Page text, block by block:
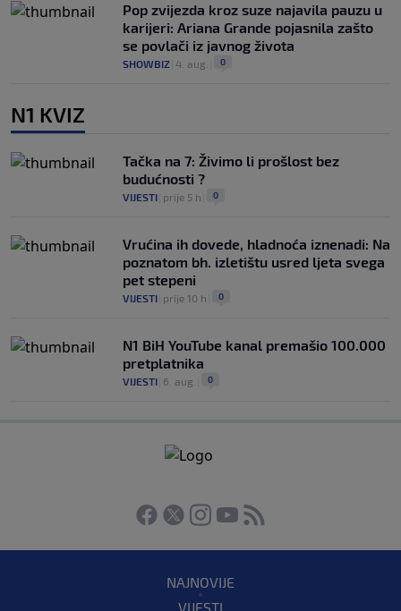
Pop zvijezda kroz suze najavila pauzu u
karijeri: Ariana Grande pojasnila zašto
se povlači iz javnog života
SHOWBIZ 4. aug. 0
N1 KVIZ
Tačka na 7: Živimo li prošlost bez
budućnosti ?
VIJESTI prije 5 h 0
Vrućina ih dovede, hladnoća iznenadi: Na
poznatom bh. izletištu usred ljeta svega
pet stepeni
VIJESTI prije 10 h 0
N1 BiH YouTube kanal premašio 100.000
pretplatnika
VIJESTI 6. aug. 0
NAJNOVIJE
VIJESTI